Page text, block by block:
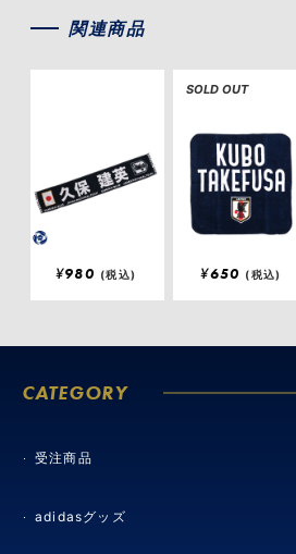
関連商品
¥980 (税込)
SOLD OUT
¥650 (税込)
CATEGORY
受注商品
adidasグッズ